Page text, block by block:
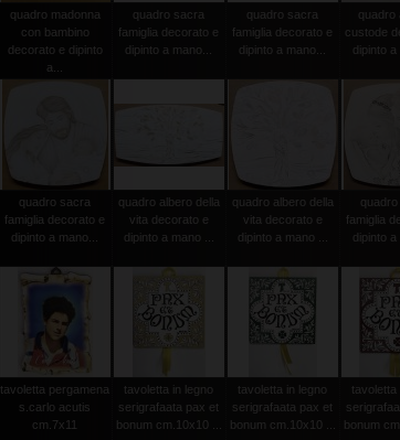
quadro madonna
con bambino
decorato e dipinto
a...
quadro sacra
famiglia decorato e
dipinto a mano...
quadro sacra
famiglia decorato e
dipinto a mano...
quadro
custode
dipinto a
quadro sacra
famiglia decorato e
dipinto a mano...
quadro albero della
vita decorato e
dipinto a mano ...
quadro albero della
vita decorato e
dipinto a mano ...
famiglia
dipinto a
tavoletta pergamena
s.carlo acutis
cm.7x11
tavoletta in legno
serigrafaata pax et
bonum cm.10x10 ...
tavoletta in legno
serigrafaata pax et
bonum cm.10x10 ...
tavoletta
bonum